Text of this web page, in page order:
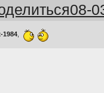
08-
1984,